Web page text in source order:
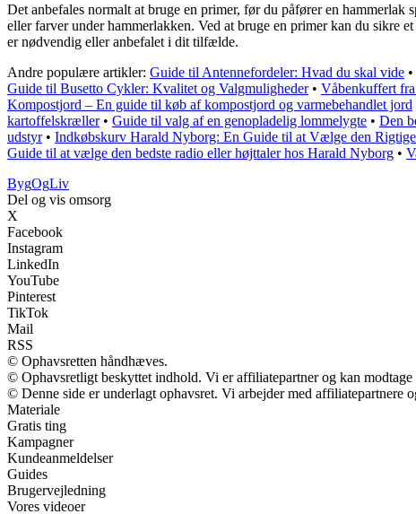
Det anbefales normalt at bruge en primer, før du påfører en
eller farver under hammerlakken. Ved at bruge en primer kan du sikre
er nødvendig eller anbefalet i dit tilfælde.
Andre populære artikler: Guide til Antennefordeler: Hvad du skal vide •
Guide til Busetto Cykler: Kvalitet og Valgmuligheder• Våbenkuffert
Kompostjord – En guide til køb af kompostjord og varmebehandlet jord
kartoffelskræller• Guide til valg af en genopladelig lommelygte • Den
udstyr• Indkøbskurv Harald Nyborg: En Guide til at Vælge den Rigtige
Guide til at vælge den bedste radio eller højttaler hos Harald Nyborg •
BygOgLiv
Del og vis omsorg
X
Facebook
Instagram
LinkedIn
YouTube
Pinterest
TikTok
Mail
RSS
© Ophavsretten håndhæves.
© Ophavsretligt beskyttet indhold. Vi er affiliatepartner og kan
© Denne side er underlagt ophavsret. Vi arbejder med
Materiale
Gratis ting
Kampagner
Kundeanmeldelser
Guides
Brugervejledning
Vores videoer